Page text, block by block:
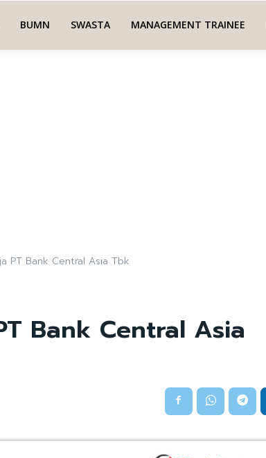
BUMN SWASTA MANAGEMENT TRAINEE
PT Bank Central Asia Tbk
Bank Central Asia